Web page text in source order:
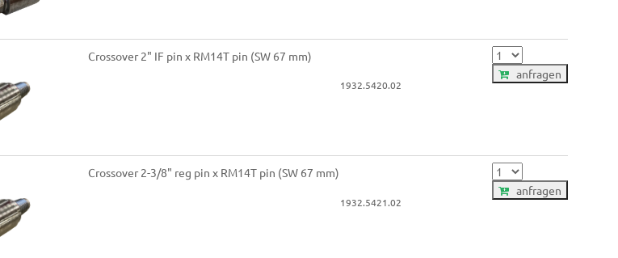
Crossover 2" IF pin x RM14T pin (SW 67 mm)
1932.5420.02
anfragen
Crossover 2-3/8" reg pin x RM14T pin (SW 67 mm)
1932.5421.02
anfragen